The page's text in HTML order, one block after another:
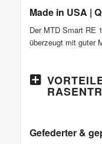
Made in USA |
Der MTD Smart RE
überzeugt mit guter
Gefederter &